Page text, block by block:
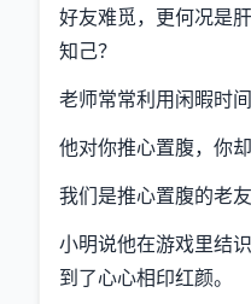
好友难觅，更何况是
知己？
老师常常利用闲暇时
他对你推心置腹，你
我们是推心置腹的老
小明说他在游戏里结
到了心心相印红颜。